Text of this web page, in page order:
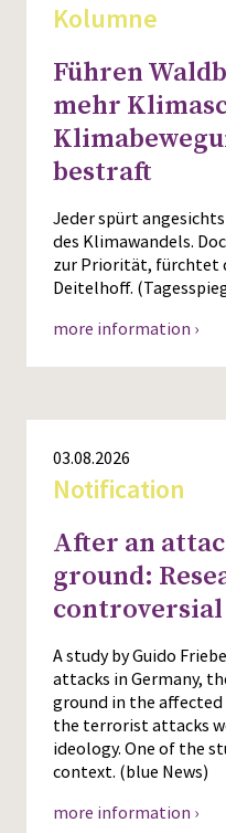
Kolumne
Führen
mehr
bestraft
Jeder spürt
des Klimawandels.
zur Priorität, fürchtet
Deitelhoff.
more information ›
03.08.2026
Notification
After an
ground:
A study by Guido
attacks in Germany,
ground in the
the terrorist attacks
ideology. One of the
context. (blue News)
more information ›